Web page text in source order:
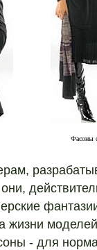
Фасоны
жизни
- для